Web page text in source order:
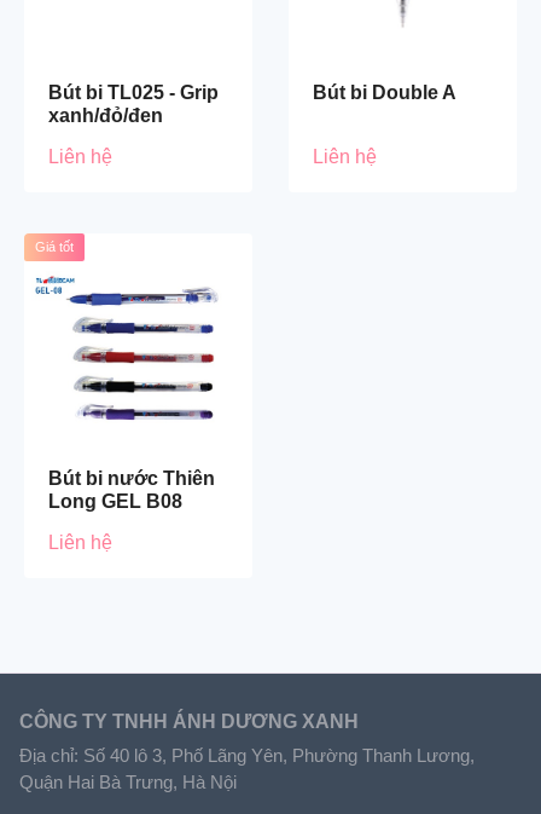
Bút bi TL025 - Grip
xanh/đỏ/đen
Liên hệ
Bút bi Double A
Liên hệ
Giá tốt
Bút bi nước Thiên
Long GEL B08
Liên hệ
CÔNG TY TNHH ÁNH DƯƠNG XANH
Địa chỉ: Số 40 lô 3, Phố Lãng Yên, Phường Thanh Lương,
Quận Hai Bà Trưng, Hà Nội